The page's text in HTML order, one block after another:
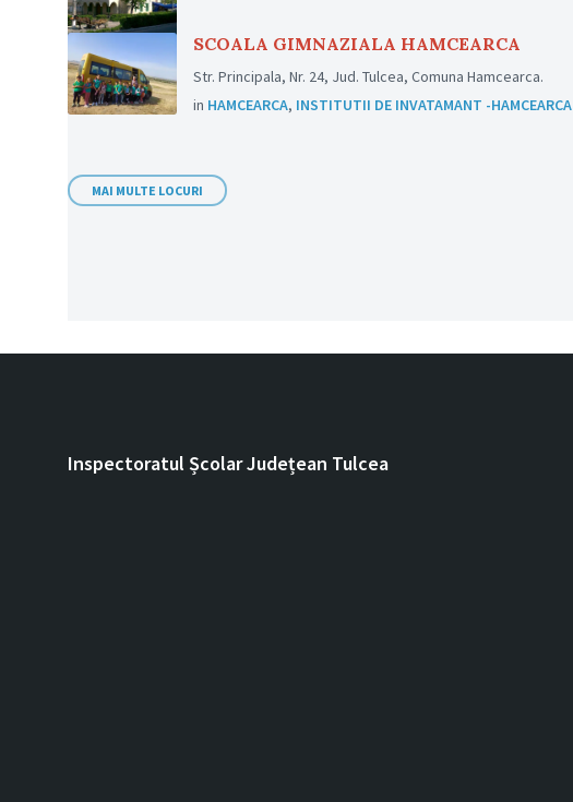
SCOALA GIMNAZIALA HAMCEARCA
Str. Principala, Nr. 24, Jud. Tulcea, Comuna Hamcearca.
in HAMCEARCA, INSTITUTII DE INVATAMANT -HAMCEARCA
MAI MULTE LOCURI
Inspectoratul Școlar Județean Tulcea